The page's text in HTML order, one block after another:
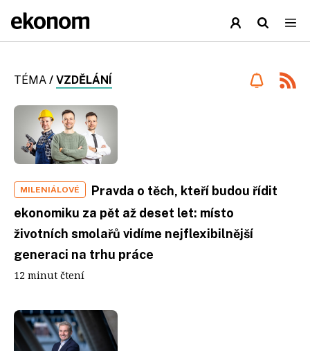
TÉMA / VZDĚLÁNÍ
MILENIÁLOVÉ
Pravda o těch, kteří budou řídit
ekonomiku za pět až deset let: místo
životních smolařů vidíme nejflexibilnější
generaci na trhu práce
12 minut čtení